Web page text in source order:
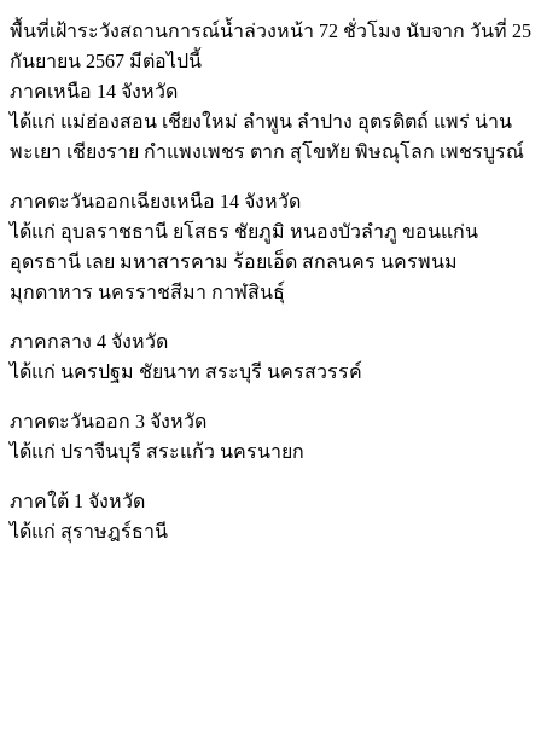
พื้นที่เฝ้าระวังสถานการณ์น้ำล่วงหน้า 72 ชั่วโมง นับจาก วันที่ 25
กันยายน 2567 มีต่อไปนี้
ภาคเหนือ 14 จังหวัด
ได้แก่ แม่ฮ่องสอน เชียงใหม่ ลำพูน ลำปาง อุตรดิตถ์ แพร่ น่าน
พะเยา เชียงราย กำแพงเพชร ตาก สุโขทัย พิษณุโลก เพชรบูรณ์
ภาคตะวันออกเฉียงเหนือ 14 จังหวัด
ได้แก่ อุบลราชธานี ยโสธร ชัยภูมิ หนองบัวลำภู ขอนแก่น
อุดรธานี เลย มหาสารคาม ร้อยเอ็ด สกลนคร นครพนม
มุกดาหาร นครราชสีมา กาฬสินธุ์
ภาคกลาง 4 จังหวัด
ได้แก่ นครปฐม ชัยนาท สระบุรี นครสวรรค์
ภาคตะวันออก 3 จังหวัด
ได้แก่ ปราจีนบุรี สระแก้ว นครนายก
ภาคใต้ 1 จังหวัด
ได้แก่ สุราษฎร์ธานี